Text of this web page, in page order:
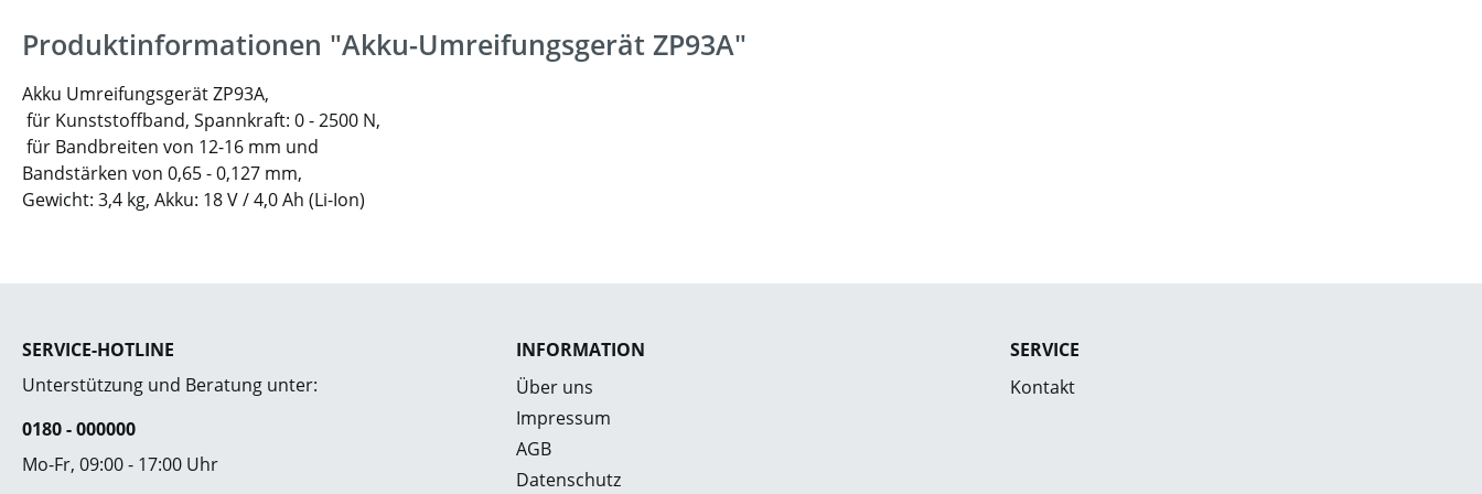
Produktinformationen "Akku-Umreifungsgerät ZP93A"
Akku Umreifungsgerät ZP93A,
für Kunststoffband, Spannkraft: 0 - 2500 N,
für Bandbreiten von 12-16 mm und
Bandstärken von 0,65 - 0,127 mm,
Gewicht: 3,4 kg, Akku: 18 V / 4,0 Ah (Li-Ion)
SERVICE-HOTLINE
Unterstützung und Beratung unter:
0180 - 000000
Mo-Fr, 09:00 - 17:00 Uhr
INFORMATION
Über uns
Impressum
AGB
Datenschutz
SERVICE
Kontakt